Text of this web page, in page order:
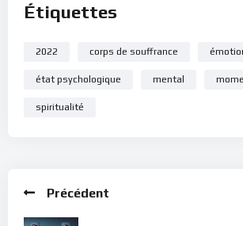
Étiquettes
2022 corps de souffrance
état psychologique mental
spiritualité
Précédent